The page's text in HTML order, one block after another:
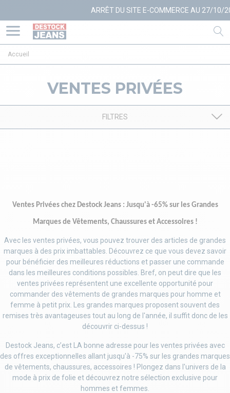
ARRÊT DU SITE E-COMMERCE AU 27/10/2025
Accueil
VENTES PRIVÉES
FILTRES
Ventes Privées chez Destock Jeans : Jusqu'à -65% sur les Grandes
Marques de Vêtements, Chaussures et Accessoires !
Avec les ventes privées, vous pouvez trouver des articles de grandes
marques à des prix imbattables. Découvrez ce que vous devez savoir
pour bénéficier des meilleures réductions et passer une commande
dans les meilleures conditions possibles. Bref, on peut dire que les
ventes privées représentent une excellente opportunité pour
commander des vêtements de grandes marques pour homme et
femme à petit prix. Les grandes marques proposent souvent des
remises très avantageuses tout au long de l'année, il suffit donc de les
découvrir ci-dessus !
Destock Jeans, c’est LA bonne adresse pour les ventes privées avec
des offres exceptionnelles allant jusqu'à -75% sur les grandes marques
de vêtements, chaussures, accessoires ! Plongez dans l'univers de la
mode à prix de folie et découvrez notre sélection exclusive pour
hommes et femmes.